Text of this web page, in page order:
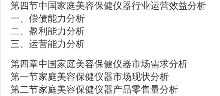
第四节中国家庭美容保健仪器行业运营效益分析
一、偿债能力分析
二、盈利能力分析
三、运营能力分析
第四章中国家庭美容保健仪器市场需求分析
第一节家庭美容保健仪器市场现状分析
第二节家庭美容保健仪器产品零售量分析